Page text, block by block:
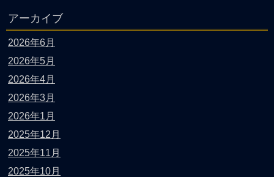
アーカイブ
2026年6月
2026年5月
2026年4月
2026年3月
2026年1月
2025年12月
2025年11月
2025年10月